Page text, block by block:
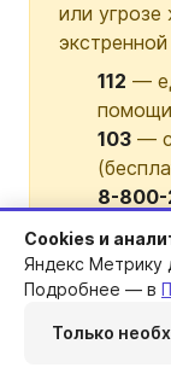
или
112 —
103 —
8-800-
Звонок
мобильный
Cookies и
Яндекс Метрику
Подробнее — в
Только